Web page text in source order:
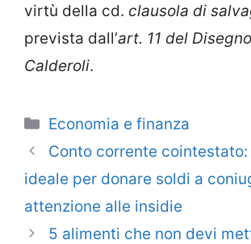
virtù della cd. clausola di
prevista dall’art. 11 del
Calderoli.
Categorie
Economia e finanza
Conto corrente
ideale per donare soldi a
attenzione alle insidie
5 alimenti che non devi